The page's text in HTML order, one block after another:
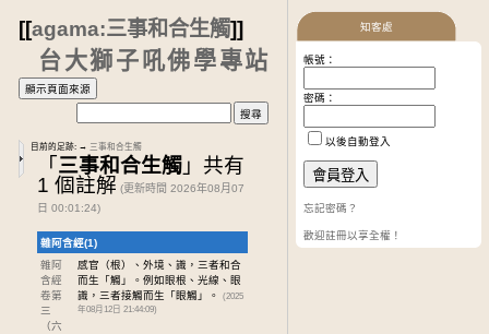
[[agama:三事和合生觸]]
台大獅子吼佛學專站
目前的足跡: → 三事和合生觸
「三事和合生觸」共有
1 個註解 (更新時間 2026年08月07
日 00:01:24)
雜阿含經(1)
雜阿
含經
卷第
三
（六
感官（根）、外境、識，三者和合
而生「觸」。例如眼根、光線、眼
識，三者接觸而生「眼觸」。
(2025
年08月12日 21:44:09)
知客處
帳號：
密碼：
以後自動登入
忘記密碼？
歡迎註冊以享全權！